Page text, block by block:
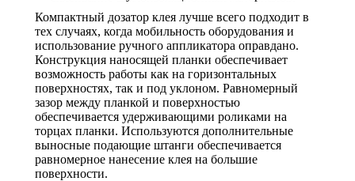
Компактный дозатор клея лучше всего подходит в
тех случаях, когда мобильность оборудования и
использование ручного аппликатора оправдано.
Конструкция наносящей планки обеспечивает
возможность работы как на горизонтальных
поверхностях, так и под уклоном. Равномерный
зазор между планкой и поверхностью
обеспечивается удерживающими роликами на
торцах планки. Используются дополнительные
выносные подающие штанги обеспечивается
равномерное нанесение клея на большие
поверхности.